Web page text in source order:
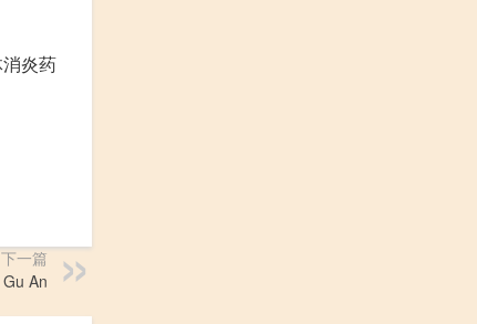
炎药
下一篇
An